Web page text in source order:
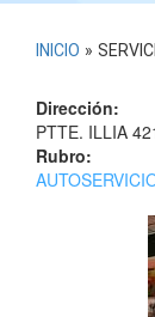
USTED
AQUÍ
INICIO »
Dirección:
PTTE. ILLIA
Rubro: